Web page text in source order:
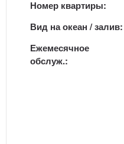
Номер квартиры:
Вид на океан / залив:
Ежемесячное
обслуж.: